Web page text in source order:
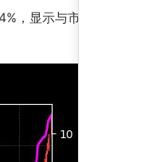
，显示与市场相关性适中